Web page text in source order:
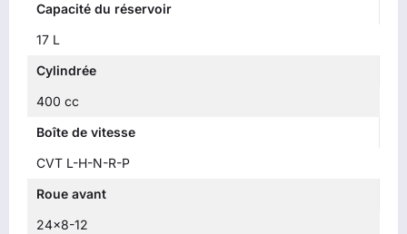
Capacité du réservoir
17 L
Cylindrée
400 cc
Boîte de vitesse
CVT L-H-N-R-P
Roue avant
24x8-12